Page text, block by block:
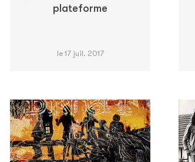
plateforme
le 17 juil. 2017